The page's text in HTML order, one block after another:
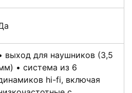
выход для наушников (3,5
• система из 6
hi-fi, включая